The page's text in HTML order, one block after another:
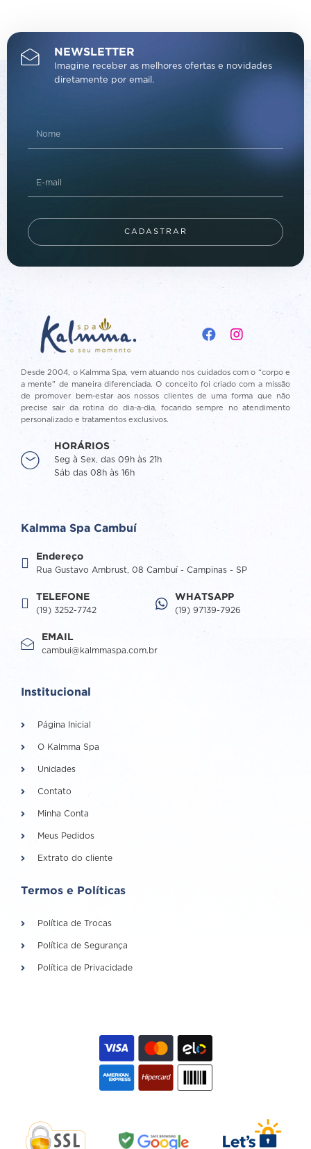
NEWSLETTER
Imagine receber as melhores ofertas e novidades
diretamente por email.
CADASTRAR
Desde 2004, o Kalmma Spa, vem atuando nos cuidados com o “corpo e
a mente” de maneira diferenciada. O conceito foi criado com a missão
de promover bem-estar aos nossos clientes de uma forma que não
precise sair da rotina do dia-a-dia, focando sempre no atendimento
personalizado e tratamentos exclusivos.
HORÁRIOS
Seg à Sex, das 09h às 21h
Sáb das 08h às 16h
Kalmma Spa Cambuí
Endereço
Rua Gustavo Ambrust, 08 Cambuí - Campinas - SP
TELEFONE
(19) 3252-7742
WHATSAPP
(19) 97139-7926
EMAIL
cambui@kalmmaspa.com.br
Institucional
Página Inicial
O Kalmma Spa
Unidades
Contato
Minha Conta
Meus Pedidos
Extrato do cliente
Termos e Políticas
Política de Trocas
Política de Segurança
Política de Privacidade